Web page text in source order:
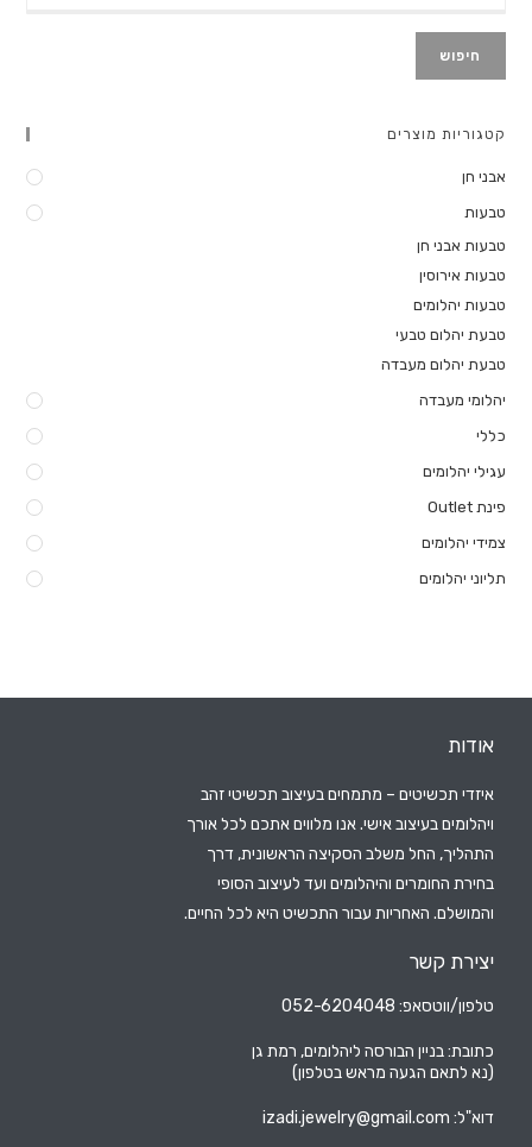
חיפוש
קטגוריות מוצרים
אבני חן
טבעות
טבעות אבני חן
טבעות אירוסין
טבעות יהלומים
טבעת יהלום טבעי
טבעת יהלום מעבדה
יהלומי מעבדה
כללי
עגילי יהלומים
פינת Outlet
צמידי יהלומים
תליוני יהלומים
אודות
איזדי תכשיטים – מתמחים בעיצוב תכשיטי זהב
ויהלומים בעיצוב אישי. אנו מלווים אתכם לכל אורך
התהליך, החל משלב הסקיצה הראשונית, דרך
בחירת החומרים והיהלומים ועד לעיצוב הסופי
והמושלם. האחריות עבור התכשיט היא לכל החיים.
יצירת קשר
טלפון/ווטסאפ: 052-6204048
כתובת: בניין הבורסה ליהלומים, רמת גן
(נא לתאם הגעה מראש בטלפון)
דוא"ל: izadi.jewelry@gmail.com